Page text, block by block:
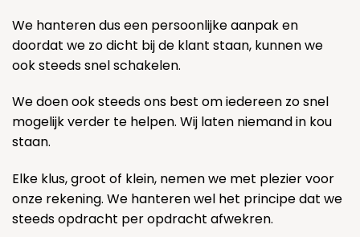
We hanteren dus een persoonlijke aanpak en
doordat we zo dicht bij de klant staan, kunnen we
ook steeds snel schakelen.
We doen ook steeds ons best om iedereen zo snel
mogelijk verder te helpen. Wij laten niemand in kou
staan.
Elke klus, groot of klein, nemen we met plezier voor
onze rekening. We hanteren wel het principe dat we
steeds opdracht per opdracht afwekren.